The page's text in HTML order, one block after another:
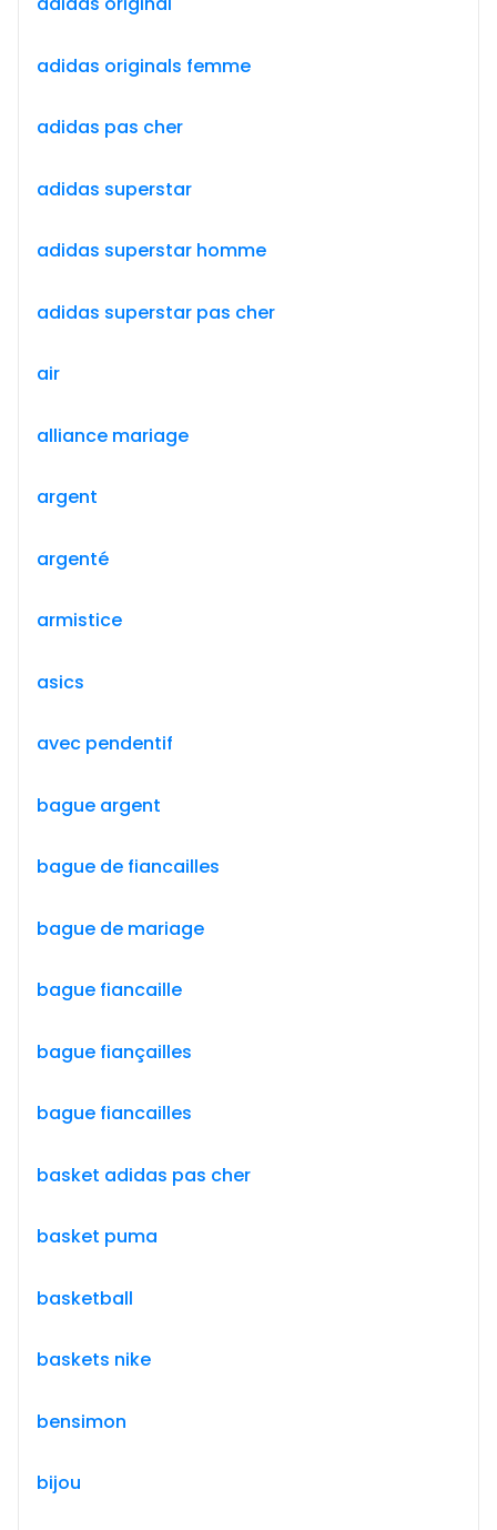
adidas originals femme
adidas pas cher
adidas superstar
adidas superstar homme
adidas superstar pas cher
air
alliance mariage
argent
argenté
armistice
asics
avec pendentif
bague argent
bague de fiancailles
bague de mariage
bague fiancaille
bague fiançailles
bague fiancailles
basket adidas pas cher
basket puma
basketball
baskets nike
bensimon
bijou